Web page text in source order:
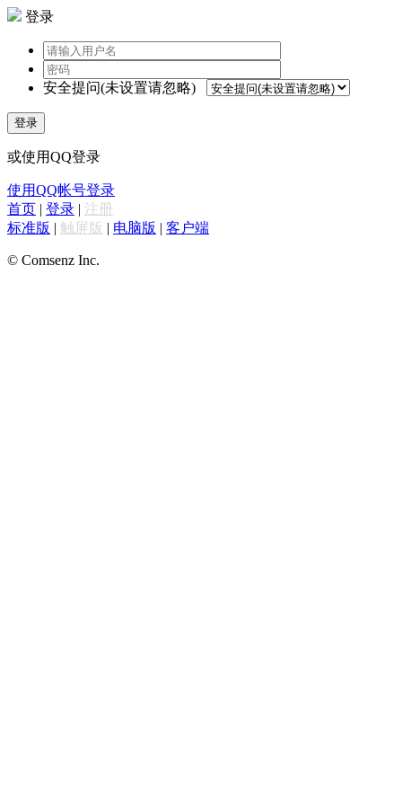
登录
安全提问(未设置请忽略)
登录
或使用QQ登录
使用QQ帐号登录
首页 | 登录 | 注册
标准版 | 触屏版 | 电脑版 | 客户端
© Comsenz Inc.